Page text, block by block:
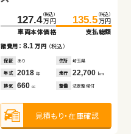
127.4 （税込）
万円
車両本体価格
135.5 （税込）
万円
支払総額
諸費用： 8.1万円 （税込）
保証 あり 住所 埼玉県
年式 2018年 走行 22,700 km
排気 660cc 整備 法定整備付
見積もり・在庫確認
90.8 （税込）
万円
車両本体価格
99.8 （税込）
万円
支払総額
諸費用： 9.0万円 （税込）
保証 あり 住所 岩手県
年式 2017年 走行 67,200 km
排気 660cc 整備 法定整備付
見積もり・在庫確認
16.6 （税込）
万円
車両本体価格
24.8 （税込）
万円
支払総額
諸費用： 8.2万円 （税込）
保証 なし 住所 青森県
年式 2012年 走行 197,700km
排気 660cc 整備 法定整備付
見積もり・在庫確認
49.0 （税込）
万円
車両本体価格
55.9 （税込）
万円
支払総額
諸費用： 6.9万円 （税込）
保証 あり 住所 京都府
年式 2016年 走行 15,000 km
排気 660cc 整備 法定整備付
見積もり・在庫確認